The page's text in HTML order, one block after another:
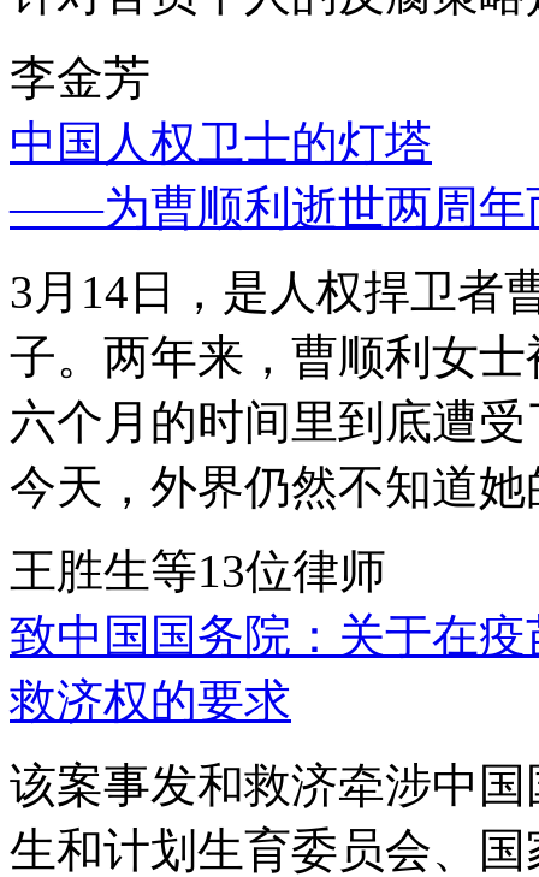
李金芳
中国人权卫士的灯塔
——为曹顺利逝世两周年
3月14日，是人权捍卫者
子。两年来，曹顺利女
六个月的时间里到底遭
今天，外界仍然不知道
王胜生等13位律师
致中国国务院：关于在
救济权的要求
该案事发和救济牵涉中
生和计划生育委员会、